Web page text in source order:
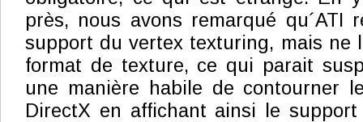
près, nous avons remarqué qu´ATI
support du vertex texturing, mais ne
format de texture, ce qui parait
une manière habile de contourner
DirectX en affichant ainsi le